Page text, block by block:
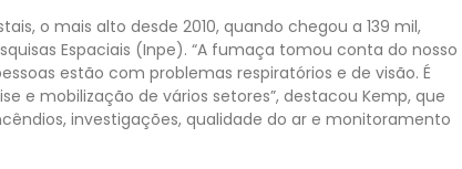
o mais alto desde 2010, quando chegou a 139 mil,
Espaciais (Inpe). “A fumaça tomou conta do nosso
estão com problemas respiratórios e de visão. É
e mobilização de vários setores”, destacou Kemp, que
investigações, qualidade do ar e monitoramento